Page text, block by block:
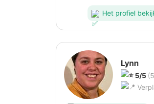
zijn week verliep. Bedankt
Het profiel
Lynn
5/5